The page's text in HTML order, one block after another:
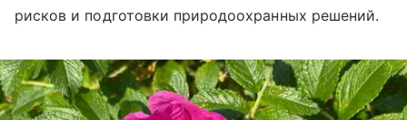
рисков и подготовки природоохранных решений.